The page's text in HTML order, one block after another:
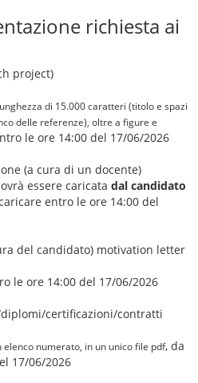
richiesta ai
project)
di 15.000 caratteri (titolo e spazi
delle referenze), oltre a figure e
le ore 14:00 del 17/06/2026
(a cura di un docente)
essere caricata dal candidato
entro le ore 14:00 del
del candidato) motivation letter
le ore 14:00 del 17/06/2026
certificazioni/contratti
numerato, in un unico file pdf, da
17/06/2026